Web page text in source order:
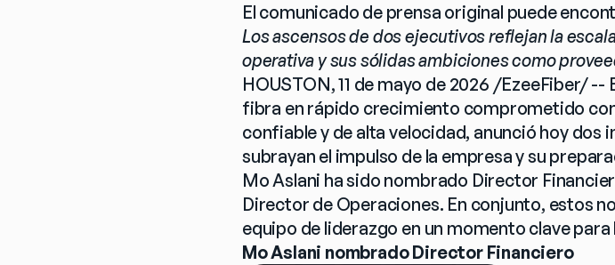
El comunicado de prensa original puede
Los ascensos de dos ejecutivos reflejan la
operativa y sus sólidas ambiciones como
HOUSTON, 11 de mayo de 2026 /EzeeFiber/
fibra en rápido crecimiento comprometido
confiable y de alta velocidad, anunció hoy
subrayan el impulso de la empresa y su
Mo Aslani ha sido nombrado Director
Director de Operaciones. En conjunto, estos
equipo de liderazgo en un momento clave para
Mo Aslani nombrado Director Financiero